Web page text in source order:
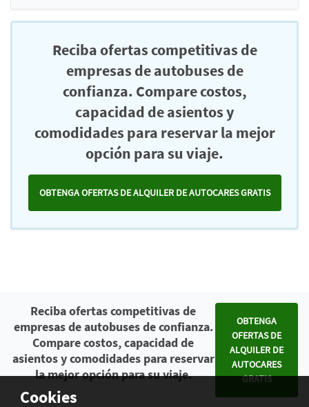
Reciba ofertas competitivas de
empresas de autobuses de
confianza. Compare costos,
capacidad de asientos y
comodidades para reservar la mejor
opción para su viaje.
OBTENGA OFERTAS DE ALQUILER DE AUTOCARES GRATIS
Cookies
Reciba ofertas competitivas de
empresas de autobuses de confianza.
Compare costos, capacidad de
asientos y comodidades para reservar
la mejor opción para su viaje.
OBTENGA
OFERTAS DE
ALQUILER DE
AUTOCARES
GRATIS